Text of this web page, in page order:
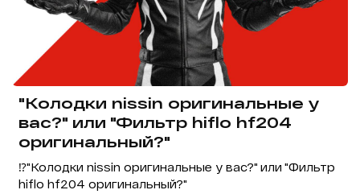
"Колодки nissin оригинальные у
вас?" или "Фильтр hiflo hf204
оригинальный?"
⁉️"Колодки nissin оригинальные у вас?" или "Фильтр
hiflo hf204 оригинальный?"